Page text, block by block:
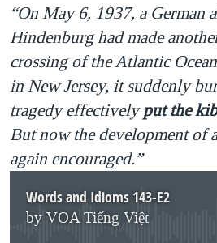
“On May 6, 1937, a German
Hindenburg had made
crossing of the Atlantic
in New Jersey, it suddenly
tragedy effectivelyput the
But now the development of
again encouraged.”
Words and Idioms 143-E2
by VOA Tiếng Việt
No media source